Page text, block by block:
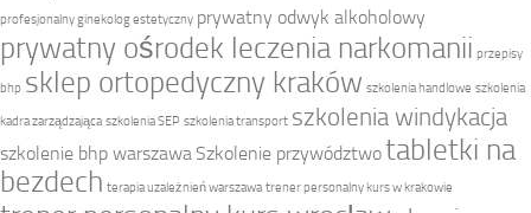
profesjonalny ginekolog estetyczny prywatny odwyk alkoholowy
prywatny ośrodek leczenia narkomanii przepisy
bhp sklep ortopedyczny kraków szkolenia handlowe szkolenia
kadra zarządzająca szkolenia SEP szkolenia transport szkolenia windykacja
szkolenie bhp warszawa Szkolenie przywództwotabletki na
bezdech terapia uzależnień warszawa trener personalny kurs w krakowie